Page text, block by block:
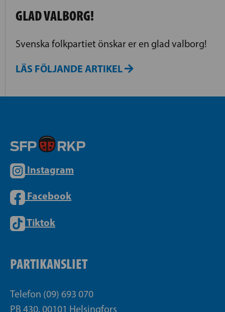
GLAD VALBORG!
Svenska folkpartiet önskar er en glad valborg!
LÄS FÖLJANDE ARTIKEL
Instagram
Facebook
Tiktok
PARTIKANSLIET
Telefon (09) 693 070
PB 430, 00101 Helsingfors